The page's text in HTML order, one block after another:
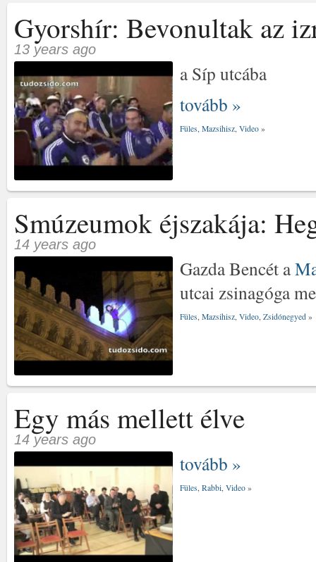
Gyorshír: Bevonultak az
13 years ago
a Síp utcába
tovább »
Füles, Mazsihisz, Video »
Smúzeumok éjszakája:
14 years ago
Gazda Bencét a
utcai zsinagóga
Füles Mazsihisz Video Zsidónegyed »
Egy más mellett élve
14 years ago
tovább »
Füles Rabbi Video »